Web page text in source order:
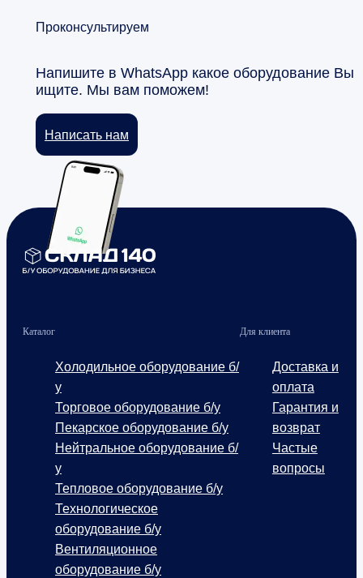
Проконсультируем
Напишите в WhatsApp какое оборудование Вы
ищите. Мы вам поможем!
Написать нам
Каталог
Холодильное оборудование б/
у
Торговое оборудование б/у
Пекарское оборудование б/у
Нейтральное оборудование б/
у
Тепловое оборудование б/у
Технологическое
оборудование б/у
Вентиляционное
оборудование б/у
Для клиента
Доставка и
оплата
Гарантия и
возврат
Частые
вопросы